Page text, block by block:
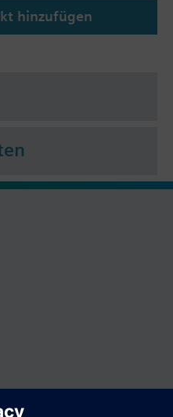
hinzufügen